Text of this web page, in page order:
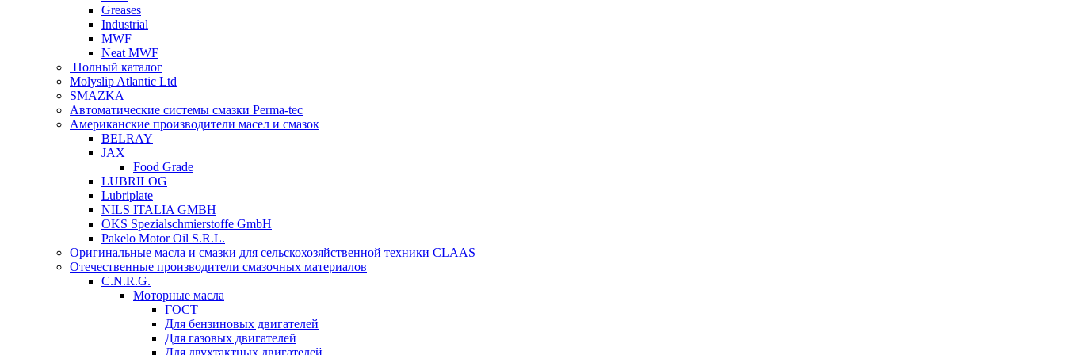
Greases
Industrial
MWF
Neat MWF
Полный каталог
Molyslip Atlantic Ltd
SMAZKA
Автоматические системы смазки Perma-tec
Американские производители масел и смазок
BELRAY
JAX
Food Grade
LUBRILOG
Lubriplate
NILS ITALIA GMBH
OKS Spezialschmierstoffe GmbH
Pakelo Motor Oil S.R.L.
Оригинальные масла и смазки для сельскохозяйственной техники CLAAS
Отечественные производители смазочных материалов
C.N.R.G.
Моторные масла
ГОСТ
Для бензиновых двигателей
Для газовых двигателей
Для двухтактных двигателей